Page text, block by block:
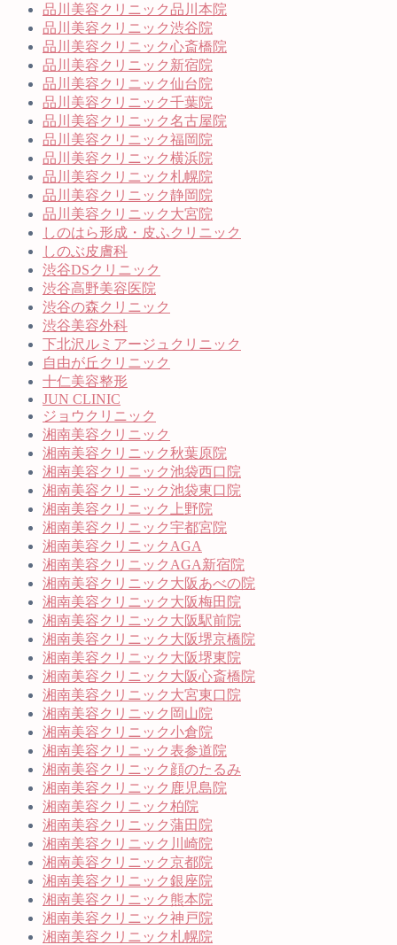
品川美容クリニック品川本院
品川美容クリニック渋谷院
品川美容クリニック心斎橋院
品川美容クリニック新宿院
品川美容クリニック仙台院
品川美容クリニック千葉院
品川美容クリニック名古屋院
品川美容クリニック福岡院
品川美容クリニック横浜院
品川美容クリニック札幌院
品川美容クリニック静岡院
品川美容クリニック大宮院
しのはら形成・皮ふクリニック
しのぶ皮膚科
渋谷DSクリニック
渋谷高野美容医院
渋谷の森クリニック
渋谷美容外科
下北沢ルミアージュクリニック
自由が丘クリニック
十仁美容整形
JUN CLINIC
ジョウクリニック
湘南美容クリニック
湘南美容クリニック秋葉原院
湘南美容クリニック池袋西口院
湘南美容クリニック池袋東口院
湘南美容クリニック上野院
湘南美容クリニック宇都宮院
湘南美容クリニックAGA
湘南美容クリニックAGA新宿院
湘南美容クリニック大阪あべの院
湘南美容クリニック大阪梅田院
湘南美容クリニック大阪駅前院
湘南美容クリニック大阪堺京橋院
湘南美容クリニック大阪堺東院
湘南美容クリニック大阪心斎橋院
湘南美容クリニック大宮東口院
湘南美容クリニック岡山院
湘南美容クリニック小倉院
湘南美容クリニック表参道院
湘南美容クリニック顔のたるみ
湘南美容クリニック鹿児島院
湘南美容クリニック柏院
湘南美容クリニック蒲田院
湘南美容クリニック川崎院
湘南美容クリニック京都院
湘南美容クリニック銀座院
湘南美容クリニック熊本院
湘南美容クリニック神戸院
湘南美容クリニック札幌院